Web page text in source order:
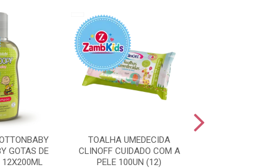
GOTAS DE
TOALHA UMEDECIDA
CLINOFF CUIDADO COM A
PELE 100UN (12)